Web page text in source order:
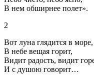
В нем обширнее полет».
2
Вот луна глядится в море,
В небе вещая горит,
Видит радость, видит
И с душою говорит…